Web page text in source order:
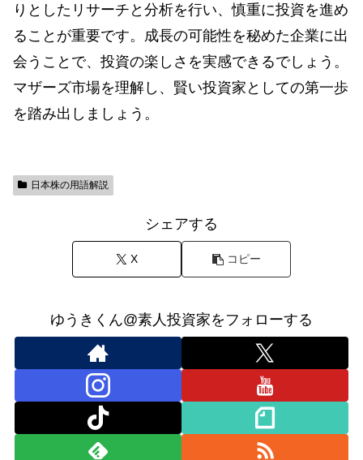
りとしたリサーチと分析を行い、慎重に投資を進め
ることが重要です。成長の可能性を秘めた企業に出
会うことで、投資の楽しさを実感できるでしょう。
マザーズ市場を理解し、賢い投資家としての第一歩
を踏み出しましょう。
日本株の用語解説
シェアする
X コピー
ゆうきくん@素人投資家をフォローする